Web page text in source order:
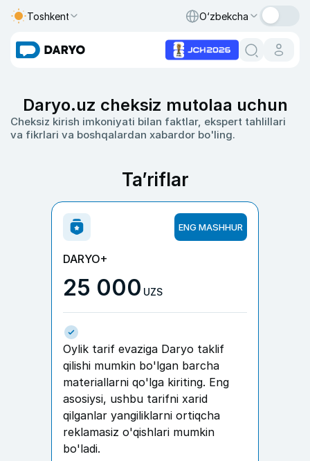
Toshkent O‘zbekcha
Daryo.uz cheksiz mutolaa uchun
Cheksiz kirish imkoniyati bilan faktlar, ekspert tahlillari
va fikrlari va boshqalardan xabardor bo'ling.
Ta’riflar
ENG MASHHUR
DARYO+
25 000 UZS
Oylik tarif evaziga Daryo taklif
qilishi mumkin bo'lgan barcha
materiallarni qo'lga kiriting. Eng
asosiysi, ushbu tarifni xarid
qilganlar yangiliklarni ortiqcha
reklamasiz o'qishlari mumkin
bo'ladi.